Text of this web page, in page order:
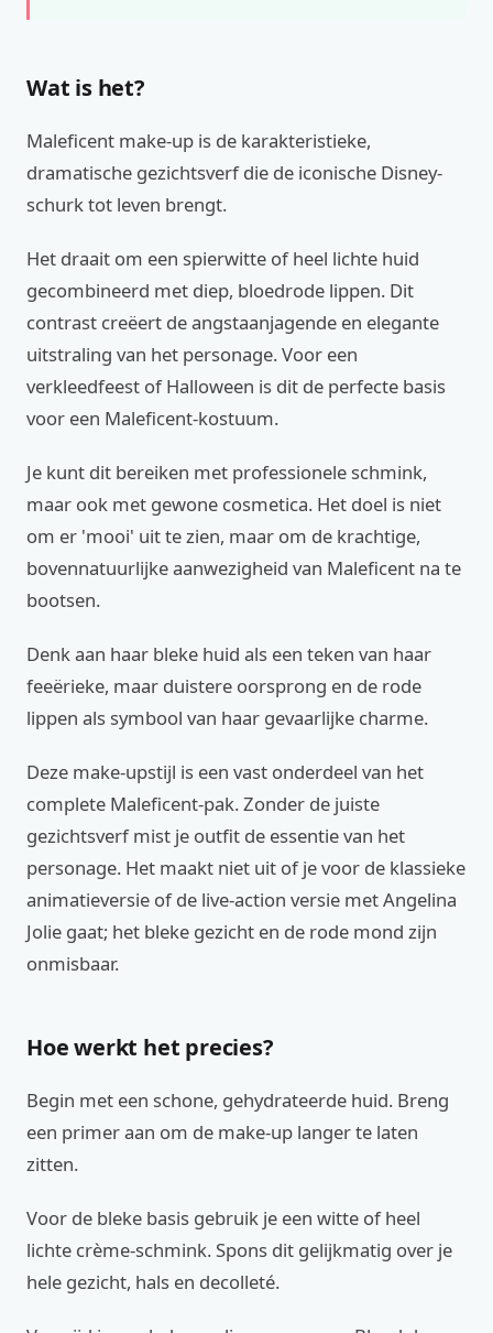
Wat is het?
Maleficent make-up is de karakteristieke,
dramatische gezichtsverf die de iconische Disney-
schurk tot leven brengt.
Het draait om een spierwitte of heel lichte huid
gecombineerd met diep, bloedrode lippen. Dit
contrast creëert de angstaanjagende en elegante
uitstraling van het personage. Voor een
verkleedfeest of Halloween is dit de perfecte basis
voor een Maleficent-kostuum.
Je kunt dit bereiken met professionele schmink,
maar ook met gewone cosmetica. Het doel is niet
om er 'mooi' uit te zien, maar om de krachtige,
bovennatuurlijke aanwezigheid van Maleficent na te
bootsen.
Denk aan haar bleke huid als een teken van haar
feeërieke, maar duistere oorsprong en de rode
lippen als symbool van haar gevaarlijke charme.
Deze make-upstijl is een vast onderdeel van het
complete Maleficent-pak. Zonder de juiste
gezichtsverf mist je outfit de essentie van het
personage. Het maakt niet uit of je voor de klassieke
animatieversie of de live-action versie met Angelina
Jolie gaat; het bleke gezicht en de rode mond zijn
onmisbaar.
Hoe werkt het precies?
Begin met een schone, gehydrateerde huid. Breng
een primer aan om de make-up langer te laten
zitten.
Voor de bleke basis gebruik je een witte of heel
lichte crème-schmink. Spons dit gelijkmatig over je
hele gezicht, hals en decolleté.